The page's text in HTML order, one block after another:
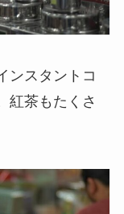
ンスタントコ
紅茶もたくさ